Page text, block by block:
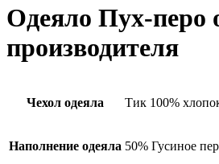
Одеяло Пух-перо
производителя
Чехол одеяла Тик 100%
Наполнение одеяла 50% Гусиное